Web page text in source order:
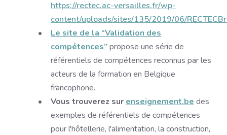
https://rectec.ac-versailles.fr/wp-
content/uploads/sites/135/2019/06/
Le site de la “Validation des
compétences” propose une série de
référentiels de compétences reconnus par les
acteurs de la formation en Belgique
francophone.
Vous trouverez sur enseignement.be des
exemples de référentiels de compétences
pour l'hôtellerie, l'alimentation, la construction,